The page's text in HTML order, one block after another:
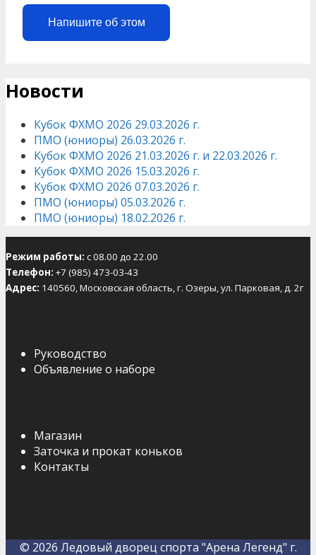
Напишите об этом
Новости
Кубок ФХМО 2026 29.03.2026 г.
ПМО (юниоры) 26.03.2026 г.
Кубок ФХМО 2026 21.03.2026 г. и 22.03.2026 г.
Кубок ФХМО 2026 15.03.2026 г.
Кубок ФХМО 2026 07.03.2026 г.
ПМО (юниоры) 05.03.2026 г.
ПМО (юниоры) 18.02.2026 г.
Режим работы: с 08.00 до 22.00
Телефон: +7 (985) 473-03-43
Адрес: 140560, Московская область, г. Озеры, ул. Парковая, д. 2г
Руководство
Объявление о наборе
Магазин
Заточка и прокат коньков
Контакты
© 2026 Ледовый дворец спорта "Арена Легенд" г.